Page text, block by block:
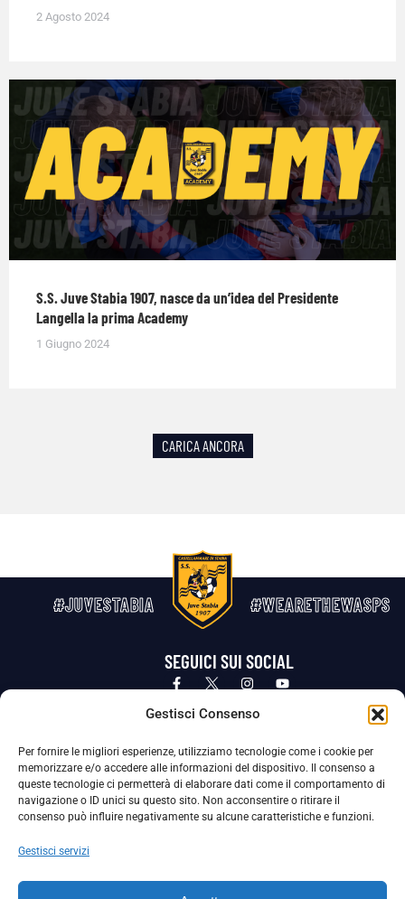
Gestisci Consenso
Per fornire le migliori esperienze, utilizziamo tecnologie come i cookie per
memorizzare e/o accedere alle informazioni del dispositivo. Il consenso a
queste tecnologie ci permetterà di elaborare dati come il comportamento di
navigazione o ID unici su questo sito. Non acconsentire o ritirare il
consenso può influire negativamente su alcune caratteristiche e funzioni.
Gestisci servizi
2 Agosto 2024
S.S. Juve Stabia 1907, nasce da un’idea del Presidente
Langella la prima Academy
1 Giugno 2024
CARICA ANCORA
#JUVESTABIA #WEARETHEWASPS
SEGUICI SUI SOCIAL
Privacy Policy Cookie Policy
La Società ha nominato il Responsabile della Protezione dei Dati Personali (DPO), figura specializzata che vigila sulle modalità
adottate dalla nostra Società per tutelare i Suoi dati personali.
Per contattare il DPO può scrivere a